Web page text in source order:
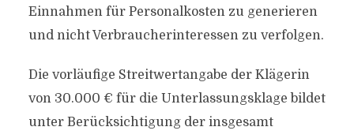
Einnahmen für Personalkosten zu generieren
und nicht Verbraucherinteressen zu verfolgen.
Die vorläufige Streitwertangabe der Klägerin
von 30.000 € für die Unterlassungsklage bildet
unter Berücksichtigung der insgesamt